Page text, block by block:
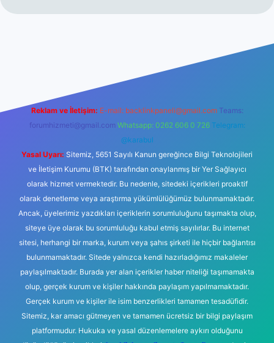
Reklam ve İletişim: E-mail: backlinkpaneli@gmail.com Teams:
forumhizmeti@gmail.com Whatsapp: 0262 606 0 726 Telegram:
@karabul
Yasal Uyarı: Sitemiz, 5651 Sayılı Kanun gereğince Bilgi Teknolojileri
ve İletişim Kurumu (BTK) tarafından onaylanmış bir Yer Sağlayıcı
olarak hizmet vermektedir. Bu nedenle, sitedeki içerikleri proaktif
olarak denetleme veya araştırma yükümlülüğümüz bulunmamaktadır.
Ancak, üyelerimiz yazdıkları içeriklerin sorumluluğunu taşımakta olup,
siteye üye olarak bu sorumluluğu kabul etmiş sayılırlar. Bu internet
sitesi, herhangi bir marka, kurum veya şahıs şirketi ile hiçbir bağlantısı
bulunmamaktadır. Sitede yalnızca kendi hazırladığımız makaleler
paylaşılmaktadır. Burada yer alan içerikler haber niteliği taşımamakta
olup, gerçek kurum ve kişiler hakkında paylaşım yapılmamaktadır.
Gerçek kurum ve kişiler ile isim benzerlikleri tamamen tesadüfidir.
Sitemiz, kar amacı gütmeyen ve tamamen ücretsiz bir bilgi paylaşım
platformudur. Hukuka ve yasal düzenlemelere aykırı olduğunu